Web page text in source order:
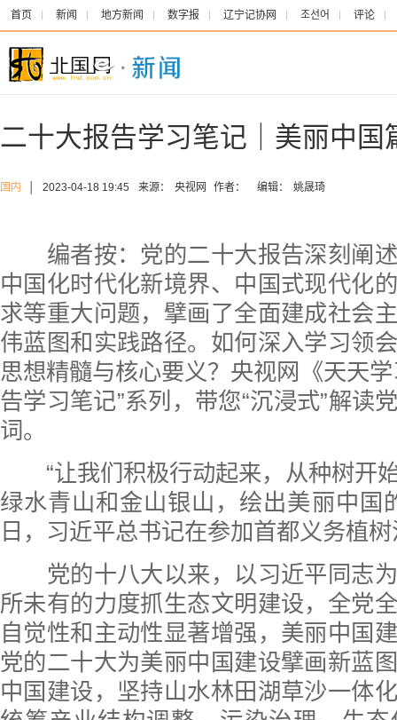
首页 新闻 地方新闻 数字报 辽宁记协网 조선어 评论
二十大报告学习笔记｜美丽中国
国内 2023-04-18 19:45 来源： 央视网 作者： 编辑： 姚晟琦
编者按：党的二十大报告深刻阐述
中国化时代化新境界、中国式现代化
求等重大问题，擘画了全面建成社会
伟蓝图和实践路径。如何深入学习领
思想精髓与核心要义？央视网《天天
告学习笔记”系列，带您“沉浸式”解读
词。
“让我们积极行动起来，从种树开
绿水青山和金山银山，绘出美丽中国
日，习近平总书记在参加首都义务植
党的十八大以来，以习近平同志为
所未有的力度抓生态文明建设，全党
自觉性和主动性显著增强，美丽中国
党的二十大为美丽中国建设擘画新蓝
中国建设，坚持山水林田湖草沙一体